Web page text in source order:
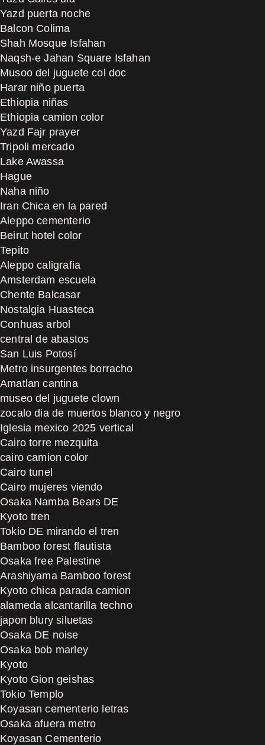
Yazd puerta noche
Balcon Colima
Shah Mosque Isfahan
Naqsh-e Jahan Square Isfahan
Musoo del juguete col doc
Harar niño puerta
Ethiopia niñas
Ethiopia camion color
Yazd Fajr prayer
Tripoli mercado
Lake Awassa
Hague
Naha niño
Iran Chica en la pared
Aleppo cementerio
Beirut hotel color
Tepito
Aleppo caligrafia
Amsterdam escuela
Chente Balcasar
Nostalgia Huasteca
Conhuas arbol
central de abastos
San Luis Potosí
Metro insurgentes borracho
Amatlan cantina
museo del juguete clown
zocalo dia de muertos blanco y negro
Iglesia mexico 2025 vertical
Cairo torre mezquita
cairo camion color
Cairo tunel
Cairo mujeres viendo
Osaka Namba Bears DE
Kyoto tren
Tokio DE mirando el tren
Bamboo forest flautista
Osaka free Palestine
Arashiyama Bamboo forest
Kyoto chica parada camion
alameda alcantarilla techno
japon blury siluetas
Osaka DE noise
Osaka bob marley
Kyoto
Kyoto Gion geishas
Tokio Templo
Koyasan cementerio letras
Osaka afuera metro
Koyasan Cementerio